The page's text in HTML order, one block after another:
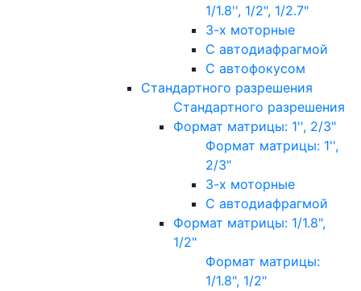
1/1.8'', 1/2", 1/2.7"
3-х моторные
С автодиафрагмой
С автофокусом
Стандартного разрешения
Стандартного разрешения
Формат матрицы: 1'', 2/3"
Формат матрицы: 1'',
2/3"
3-х моторные
С автодиафрагмой
Формат матрицы: 1/1.8",
1/2"
Формат матрицы:
1/1.8", 1/2"